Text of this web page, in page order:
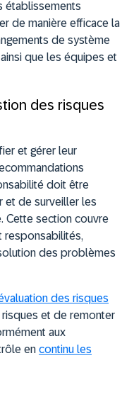
établissements
de manière efficace la
de système
que les équipes et
des risques
et gérer leur
doit être
et de surveiller les
Cette section couvre
responsabilités,
des problèmes
des risques
risques et de remonter
aux
en continu les